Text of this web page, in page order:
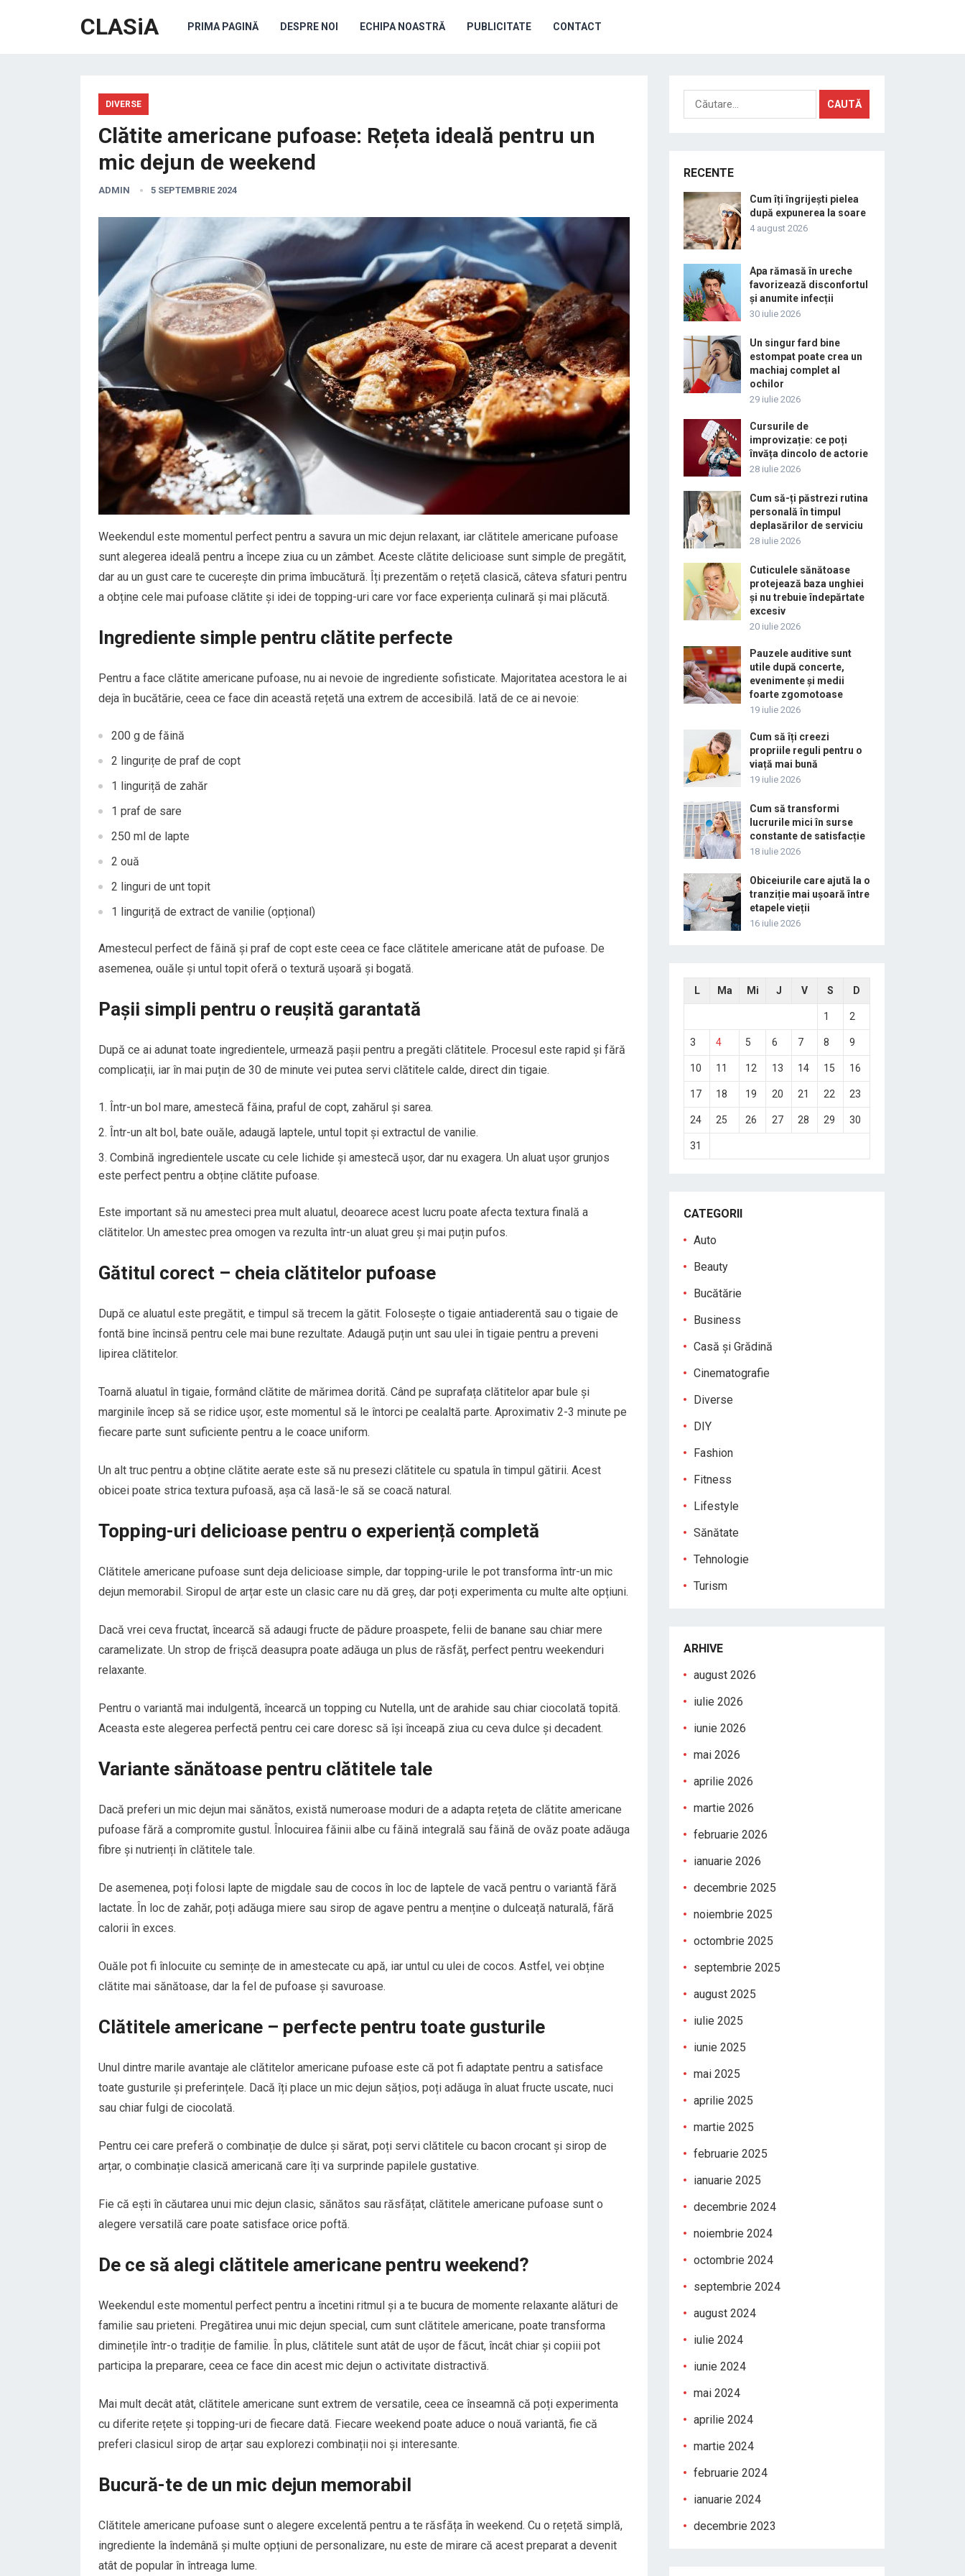
CLASiA PRIMA PAGINĂ DESPRE NOI ECHIPA NOASTRĂ PUBLICITATE CONTACT
DIVERSE
Clătite americane pufoase: Rețeta ideală pentru un
mic dejun de weekend
ADMIN 5 SEPTEMBRIE 2024
Weekendul este momentul perfect pentru a savura un mic dejun relaxant, iar clătitele americane pufoase
sunt alegerea ideală pentru a începe ziua cu un zâmbet. Aceste clătite delicioase sunt simple de pregătit,
dar au un gust care te cucerește din prima îmbucătură. Îți prezentăm o rețetă clasică, câteva sfaturi pentru
a obține cele mai pufoase clătite și idei de topping-uri care vor face experiența culinară și mai plăcută.
Ingrediente simple pentru clătite perfecte
Pentru a face clătite americane pufoase, nu ai nevoie de ingrediente sofisticate. Majoritatea acestora le ai
deja în bucătărie, ceea ce face din această rețetă una extrem de accesibilă. Iată de ce ai nevoie:
200 g de făină
2 lingurițe de praf de copt
1 linguriță de zahăr
1 praf de sare
250 ml de lapte
2 ouă
2 linguri de unt topit
1 linguriță de extract de vanilie (opțional)
Amestecul perfect de făină și praf de copt este ceea ce face clătitele americane atât de pufoase. De
asemenea, ouăle și untul topit oferă o textură ușoară și bogată.
Pașii simpli pentru o reușită garantată
După ce ai adunat toate ingredientele, urmează pașii pentru a pregăti clătitele. Procesul este rapid și fără
complicații, iar în mai puțin de 30 de minute vei putea servi clătitele calde, direct din tigaie.
Într-un bol mare, amestecă făina, praful de copt, zahărul și sarea.
Într-un alt bol, bate ouăle, adaugă laptele, untul topit și extractul de vanilie.
Combină ingredientele uscate cu cele lichide și amestecă ușor, dar nu exagera. Un aluat ușor grunjos
este perfect pentru a obține clătite pufoase.
Este important să nu amesteci prea mult aluatul, deoarece acest lucru poate afecta textura finală a
clătitelor. Un amestec prea omogen va rezulta într-un aluat greu și mai puțin pufos.
Gătitul corect – cheia clătitelor pufoase
După ce aluatul este pregătit, e timpul să trecem la gătit. Folosește o tigaie antiaderentă sau o tigaie de
fontă bine încinsă pentru cele mai bune rezultate. Adaugă puțin unt sau ulei în tigaie pentru a preveni
lipirea clătitelor.
Toarnă aluatul în tigaie, formând clătite de mărimea dorită. Când pe suprafața clătitelor apar bule și
marginile încep să se ridice ușor, este momentul să le întorci pe cealaltă parte. Aproximativ 2-3 minute pe
fiecare parte sunt suficiente pentru a le coace uniform.
Un alt truc pentru a obține clătite aerate este să nu presezi clătitele cu spatula în timpul gătirii. Acest
obicei poate strica textura pufoasă, așa că lasă-le să se coacă natural.
Topping-uri delicioase pentru o experiență completă
Clătitele americane pufoase sunt deja delicioase simple, dar topping-urile le pot transforma într-un mic
dejun memorabil. Siropul de arțar este un clasic care nu dă greș, dar poți experimenta cu multe alte opțiuni.
Dacă vrei ceva fructat, încearcă să adaugi fructe de pădure proaspete, felii de banane sau chiar mere
caramelizate. Un strop de frișcă deasupra poate adăuga un plus de răsfăț, perfect pentru weekenduri
relaxante.
Pentru o variantă mai indulgentă, încearcă un topping cu Nutella, unt de arahide sau chiar ciocolată topită.
Aceasta este alegerea perfectă pentru cei care doresc să își înceapă ziua cu ceva dulce și decadent.
Variante sănătoase pentru clătitele tale
Dacă preferi un mic dejun mai sănătos, există numeroase moduri de a adapta rețeta de clătite americane
pufoase fără a compromite gustul. Înlocuirea făinii albe cu făină integrală sau făină de ovăz poate adăuga
fibre și nutrienți în clătitele tale.
De asemenea, poți folosi lapte de migdale sau de cocos în loc de laptele de vacă pentru o variantă fără
lactate. În loc de zahăr, poți adăuga miere sau sirop de agave pentru a menține o dulceață naturală, fără
calorii în exces.
Ouăle pot fi înlocuite cu semințe de in amestecate cu apă, iar untul cu ulei de cocos. Astfel, vei obține
clătite mai sănătoase, dar la fel de pufoase și savuroase.
Clătitele americane – perfecte pentru toate gusturile
Unul dintre marile avantaje ale clătitelor americane pufoase este că pot fi adaptate pentru a satisface
toate gusturile și preferințele. Dacă îți place un mic dejun sățios, poți adăuga în aluat fructe uscate, nuci
sau chiar fulgi de ciocolată.
Pentru cei care preferă o combinație de dulce și sărat, poți servi clătitele cu bacon crocant și sirop de
arțar, o combinație clasică americană care îți va surprinde papilele gustative.
Fie că ești în căutarea unui mic dejun clasic, sănătos sau răsfățat, clătitele americane pufoase sunt o
alegere versatilă care poate satisface orice poftă.
De ce să alegi clătitele americane pentru weekend?
Weekendul este momentul perfect pentru a încetini ritmul și a te bucura de momente relaxante alături de
familie sau prieteni. Pregătirea unui mic dejun special, cum sunt clătitele americane, poate transforma
diminețile într-o tradiție de familie. În plus, clătitele sunt atât de ușor de făcut, încât chiar și copiii pot
participa la preparare, ceea ce face din acest mic dejun o activitate distractivă.
Mai mult decât atât, clătitele americane sunt extrem de versatile, ceea ce înseamnă că poți experimenta
cu diferite rețete și topping-uri de fiecare dată. Fiecare weekend poate aduce o nouă variantă, fie că
preferi clasicul sirop de arțar sau explorezi combinații noi și interesante.
Bucură-te de un mic dejun memorabil
Clătitele americane pufoase sunt o alegere excelentă pentru a te răsfăța în weekend. Cu o rețetă simplă,
ingrediente la îndemână și multe opțiuni de personalizare, nu este de mirare că acest preparat a devenit
atât de popular în întreaga lume.
Caută
după:
RECENTE
Cum îți îngrijești pielea
după expunerea la soare
4 august 2026
Apa rămasă în ureche
favorizează disconfortul
și anumite infecții
30 iulie 2026
Un singur fard bine
estompat poate crea un
machiaj complet al
ochilor
29 iulie 2026
Cursurile de
improvizație: ce poți
învăța dincolo de actorie
28 iulie 2026
Cum să-ți păstrezi rutina
personală în timpul
deplasărilor de serviciu
28 iulie 2026
Cuticulele sănătoase
protejează baza unghiei
și nu trebuie îndepărtate
excesiv
20 iulie 2026
Pauzele auditive sunt
utile după concerte,
evenimente și medii
foarte zgomotoase
19 iulie 2026
Cum să îți creezi
propriile reguli pentru o
viață mai bună
19 iulie 2026
Cum să transformi
lucrurile mici în surse
constante de satisfacție
18 iulie 2026
Obiceiurile care ajută la o
tranziție mai ușoară între
etapele vieții
16 iulie 2026
L Ma Mi J V S D
1 2
3 4 5 6 7 8 9
10 11 12 13 14 15 16
17 18 19 20 21 22 23
24 25 26 27 28 29 30
31
CATEGORII
Auto
Beauty
Bucătărie
Business
Casă și Grădină
Cinematografie
Diverse
DIY
Fashion
Fitness
Lifestyle
Sănătate
Tehnologie
Turism
ARHIVE
august 2026
iulie 2026
iunie 2026
mai 2026
aprilie 2026
martie 2026
februarie 2026
ianuarie 2026
decembrie 2025
noiembrie 2025
octombrie 2025
septembrie 2025
august 2025
iulie 2025
iunie 2025
mai 2025
aprilie 2025
martie 2025
februarie 2025
ianuarie 2025
decembrie 2024
noiembrie 2024
octombrie 2024
septembrie 2024
august 2024
iulie 2024
iunie 2024
mai 2024
aprilie 2024
martie 2024
februarie 2024
ianuarie 2024
decembrie 2023